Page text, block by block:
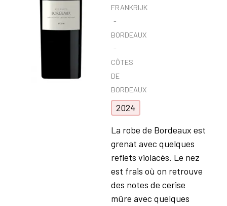
FRANKRIJK
BORDEAUX
CÔTES
DE
BORDEAUX
2024
La robe de Bordeaux est
grenat avec quelques
reflets violacés. Le nez
est frais où on retrouve
des notes de cerise
mûre avec quelques